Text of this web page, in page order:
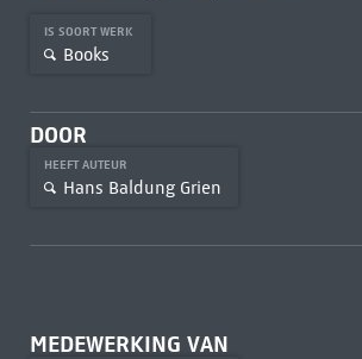
IS SOORT WERK
Books
DOOR
HEEFT AUTEUR
Hans Baldung Grien
MEDEWERKING VAN